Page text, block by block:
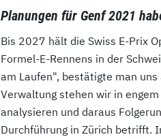
Planungen für Genf 2021
Bis 2027 hält die Swiss E-Prix
Formel-E-Rennens in der
am Laufen", bestätigte man
Verwaltung stehen wir in
analysieren und daraus
Durchführung in Zürich betrifft.